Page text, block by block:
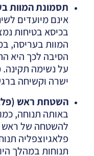
תסמונת המוות
אינם מיועדים
בכיסא בטיחות
המוות בעריסה,
הסיבה לכך היא
על נשימה תקינה.
ישרה וקשיחה
השטחת ראש
באותה תנוחה,
להשטחה של ראש
פלאגיוצפליה